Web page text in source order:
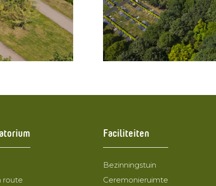
route
Faciliteiten
Bezinningstuin
Ceremonieruimte